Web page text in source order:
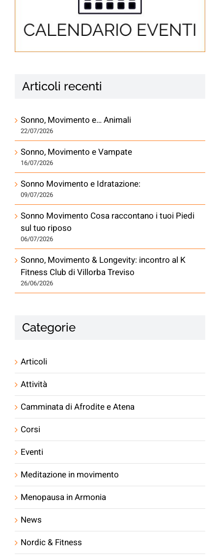
Articoli recenti
Sonno, Movimento e… Animali
22/07/2026
Sonno, Movimento e Vampate
16/07/2026
Sonno Movimento e Idratazione:
09/07/2026
Sonno Movimento Cosa raccontano i tuoi Piedi
sul tuo riposo
06/07/2026
Sonno, Movimento & Longevity: incontro al K
Fitness Club di Villorba Treviso
26/06/2026
Categorie
Articoli
Attività
Camminata di Afrodite e Atena
Corsi
Eventi
Meditazione in movimento
Menopausa in Armonia
News
Nordic & Fitness